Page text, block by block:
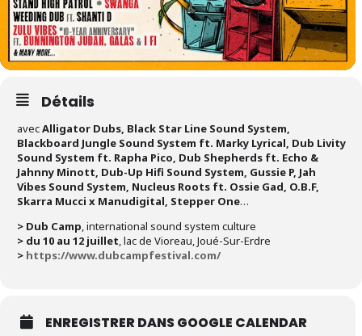
Détails
avecAlligator Dubs, Black Star Line Sound System,
Blackboard Jungle Sound System ft. Marky Lyrical, Dub Livity
Sound System ft. Rapha Pico, Dub Shepherds ft. Echo &
Jahnny Minott, Dub-Up Hifi Sound System, Gussie P, Jah
Vibes Sound System, Nucleus Roots ft. Ossie Gad, O.B.F,
Skarra Mucci x Manudigital, Stepper One…
> Dub Camp, international sound system culture
> du 10 au 12 juillet, lac de Vioreau, Joué-Sur-Erdre
> https://www.dubcampfestival.com/
ENREGISTRER DANS GOOGLE CALENDAR